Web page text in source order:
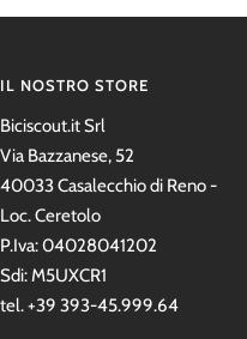
IL NOSTRO STORE
Biciscout.it Srl
Via Bazzanese, 52
40033 Casalecchio di Reno -
Loc. Ceretolo
P.Iva: 04028041202
Sdi: M5UXCR1
tel. +39 393-45.999.64